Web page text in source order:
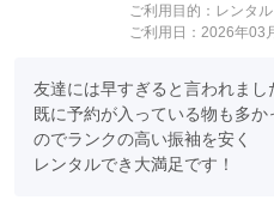
ご利用目的： レンタ
ご利用日：2026年03
友達には早すぎると言われまし
既に予約が入っている物も多
のでランクの高い振袖を安く
レンタルでき大満足です！